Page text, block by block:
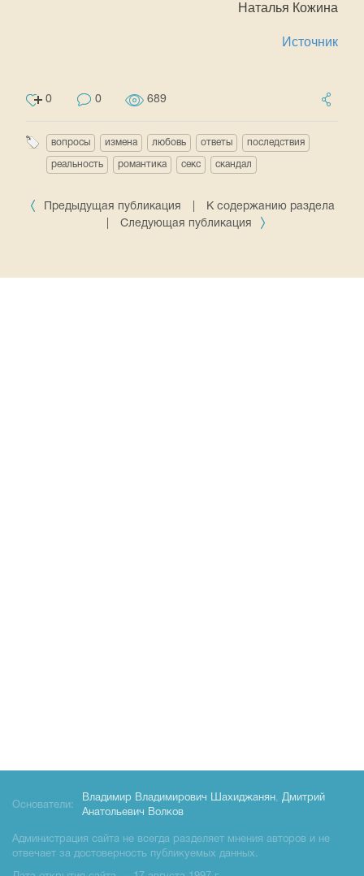
Наталья Кожина
Источник
0 0 689
вопросы измена любовь ответы последствия
реальность романтика секс скандал
Предыдущая публикация
К содержанию раздела
Следующая публикация
Основатели:
Владимир Владимирович Шахиджанян, Дмитрий
Анатольевич Волков
Администрация сайта не всегда разделяет мнения авторов и не
отвечает за достоверность публикуемых данных.